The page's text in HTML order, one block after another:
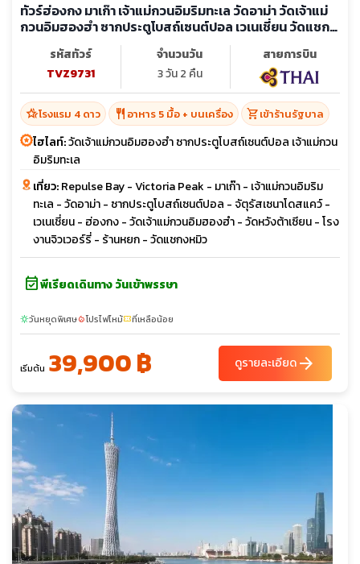
ทัวร์ฮ่องกง มาเก๊า เจ้าแม่กวนอิมริมทะเล วัดอาม่า วัดเจ้าแม่
กวนอิมฮองฮำ ซากประตูโบสถ์เซนต์ปอล เวเนเชี่ยน วัดแชกง
หมิว วัดหวังต้าเซียน (ลงร้าน)
รหัสทัวร์
TVZ9731
จำนวนวัน
3 วัน 2 คืน
สายการบิน
hotel_classโรงแรม 4 ดาว restaurant อาหาร 5 มื้อ + บนเครื่อง shopping_cartเข้าร้านรัฐบาล
ไฮไลท์:วัดเจ้าแม่กวนอิมฮองฮำ ซากประตูโบสถ์เซนต์ปอล เจ้าแม่กวน
อิมริมทะเล
เที่ยว:Repulse Bay - Victoria Peak - มาเก๊า - เจ้าแม่กวนอิมริม
ทะเล - วัดอาม่า - ซากประตูโบสถ์เซนต์ปอล - จัตุรัสเซนาโดสแคว์ -
เวเนเชี่ยน - ฮ่องกง - วัดเจ้าแม่กวนอิมฮองฮำ - วัดหวังต้าเซียน - โรง
งานจิวเวอร์รี่ - ร้านหยก - วัดแชกงหมิว
event_availableพีเรียดเดินทาง วันเข้าพรรษา
sunnyวันหยุดพิเศษlocal_fire_departmentโปรไฟไหม้confirmation_numberที่เหลือน้อย
เริ่มต้น 39,900 ฿ ดูรายละเอียดarrow_forward